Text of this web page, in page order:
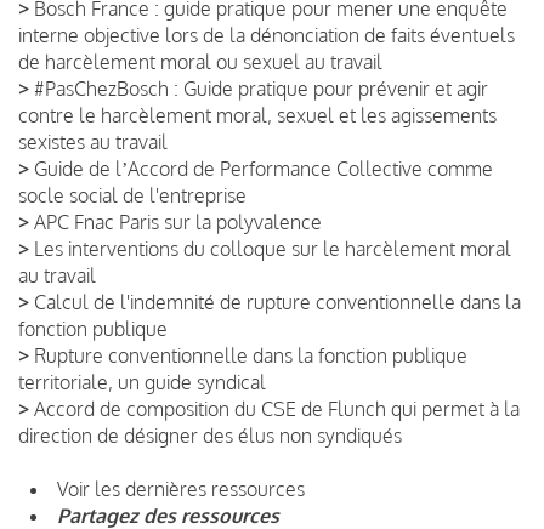
> Bosch France : guide pratique pour mener une enquête
interne objective lors de la dénonciation de faits éventuels
de harcèlement moral ou sexuel au travail
> #PasChezBosch : Guide pratique pour prévenir et agir
contre le harcèlement moral, sexuel et les agissements
sexistes au travail
> Guide de lʼAccord de Performance Collective comme
socle social de l'entreprise
> APC Fnac Paris sur la polyvalence
> Les interventions du colloque sur le harcèlement moral
au travail
> Calcul de l'indemnité de rupture conventionnelle dans la
fonction publique
> Rupture conventionnelle dans la fonction publique
territoriale, un guide syndical
> Accord de composition du CSE de Flunch qui permet à la
direction de désigner des élus non syndiqués
Voir les dernières ressources
Partagez des ressources